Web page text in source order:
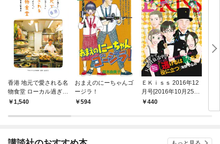
香港 地元で愛される名
物食堂 ローカル過ぎて
地球の歩き方に載せら
繁盛店
1,540
おまえのにーちゃんゴ
ージラ！
594
ＥＫｉｓｓ 2016年12
月号[2016年10月25日
発売]
440